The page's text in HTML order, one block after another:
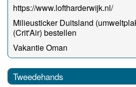
https://www.loftharderwijk.nl/
Milieusticker Duitsland
(Crit'Air) bestellen
Vakantie Oman
Tweedehands